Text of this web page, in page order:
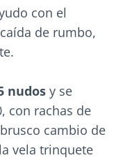
con el
de rumbo,
nudos y se
con rachas de
cambio de
vela trinquete